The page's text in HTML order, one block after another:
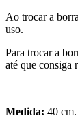
Ao trocar a
uso.
Para trocar a
até que consiga
Medida: 40 cm.